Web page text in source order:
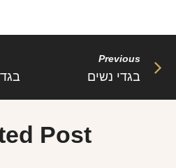
Previous
בגדי נשים
Post